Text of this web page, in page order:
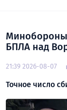
БПЛА над
21:39 2026-08-07
Точное число